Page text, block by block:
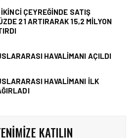
TURIZM • 18 TEM 2026
KEŞFEDIN,TREN VE
ÇEYREĞINDE SATIŞ
21 ARTIRARAK 15,2 MILYON
HAVALIMANI AÇILDI
HAVALIMANI İLK
KATILIN